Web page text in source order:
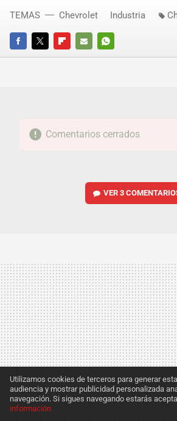
FACEBOOKTWITTERFLIPBOARD
E-
WHATSAPP
TEMAS Chevrolet Industria
Comentarios cerrados
VER3
Utilizamos cookies de terceros para generar
audiencia y mostrar publicidad personalizada
navegación. Si sigues navegando estarás
información